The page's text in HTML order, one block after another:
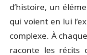
d’histoire, un
qui voient en lui
complexe. À
raconte les récits